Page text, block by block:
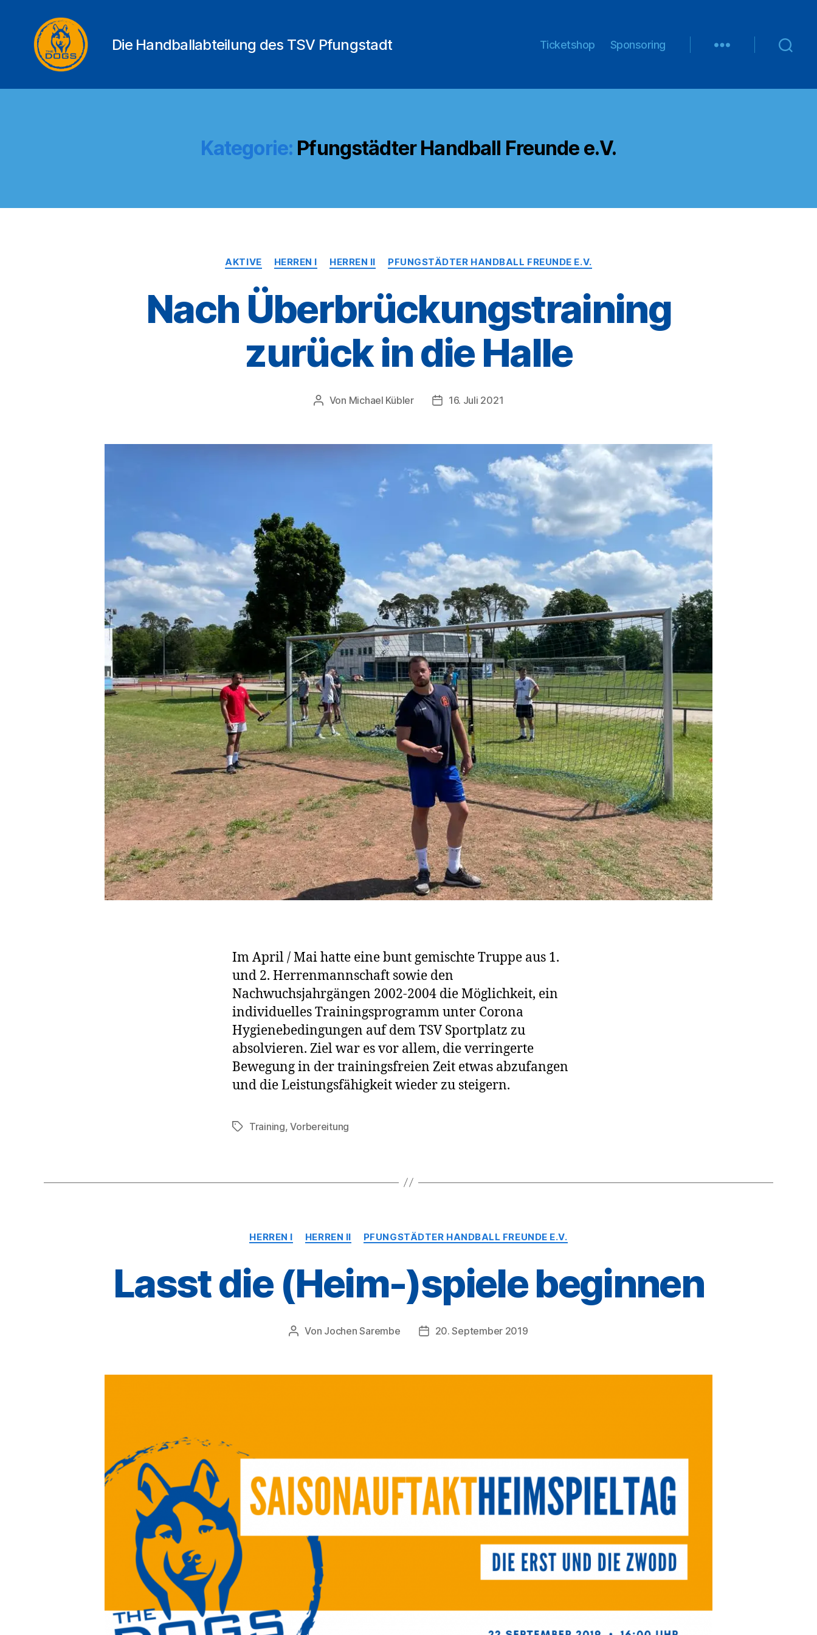
DOGS
Die Handballabteilung des TSV Pfungstadt Ticketshop Sponsoring
Kategorie: Pfungstädter Handball Freunde e.V.
Kategorien
AKTIVE HERREN I HERREN II PFUNGSTÄDTER HANDBALL FREUNDE E.V.
Nach Überbrückungstraining
zurück in die Halle
Beitragsautor
Von Michael Kübler Veröffentlichungsdatum
16. Juli 2021
Im April / Mai hatte eine bunt gemischte Truppe aus 1.
und 2. Herrenmannschaft sowie den
Nachwuchsjahrgängen 2002-2004 die Möglichkeit, ein
individuelles Trainingsprogramm unter Corona
Hygienebedingungen auf dem TSV Sportplatz zu
absolvieren. Ziel war es vor allem, die verringerte
Bewegung in der trainingsfreien Zeit etwas abzufangen
und die Leistungsfähigkeit wieder zu steigern.
Schlagwörter
Training,Vorbereitung
Kategorien
HERREN I HERREN II PFUNGSTÄDTER HANDBALL FREUNDE E.V.
Lasst die (Heim-)spiele beginnen
Beitragsautor
Von Jochen Sarembe Veröffentlichungsdatum
20. September 2019